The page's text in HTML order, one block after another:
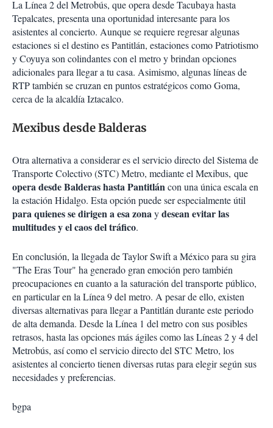
La Línea 2 del Metrobús, que opera desde Tacubaya hasta
Tepalcates, presenta una oportunidad interesante para los
asistentes al concierto. Aunque se requiere regresar algunas
estaciones si el destino es Pantitlán, estaciones como Patriotismo
y Coyuya son colindantes con el metro y brindan opciones
adicionales para llegar a tu casa. Asimismo, algunas líneas de
RTP también se cruzan en puntos estratégicos como Goma,
cerca de la alcaldía Iztacalco.
Mexibus desde Balderas
Otra alternativa a considerar es el servicio directo del Sistema de
Transporte Colectivo (STC) Metro, mediante el Mexibus, que
opera desde Balderas hasta Pantitláncon una única escala en
la estación Hidalgo. Esta opción puede ser especialmente útil
para quienes se dirigen a esa zonaydesean evitar las
multitudes y el caos del tráfico.
En conclusión, la llegada de Taylor Swift a México para su gira
"The Eras Tour" ha generado gran emoción pero también
preocupaciones en cuanto a la saturación del transporte público,
en particular en la Línea 9 del metro. A pesar de ello, existen
diversas alternativas para llegar a Pantitlán durante este periodo
de alta demanda. Desde la Línea 1 del metro con sus posibles
retrasos, hasta las opciones más ágiles como las Líneas 2 y 4 del
Metrobús, así como el servicio directo del STC Metro, los
asistentes al concierto tienen diversas rutas para elegir según sus
necesidades y preferencias.
bgpa